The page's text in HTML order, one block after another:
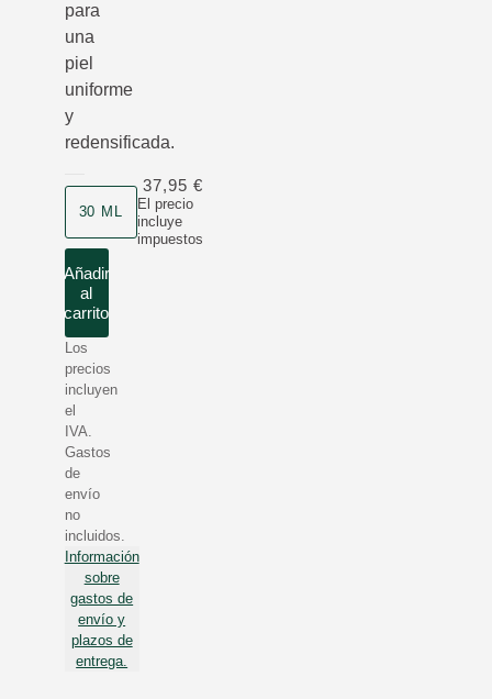
para
una
piel
uniforme
y
redensificada.
30 ML
El precio
incluye
impuestos
37,95 €
Añadir
al
carrito
Los
precios
incluyen
el
IVA.
Gastos
de
envío
no
incluidos.
Información
sobre
gastos de
envío y
plazos de
entrega.